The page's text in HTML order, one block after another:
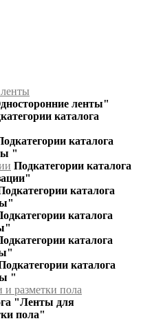
ленты"
каталога
каталога
"
Подкатегории каталога
каталога
каталога
каталога
каталога
"
разметки пола
"Ленты для
пола"